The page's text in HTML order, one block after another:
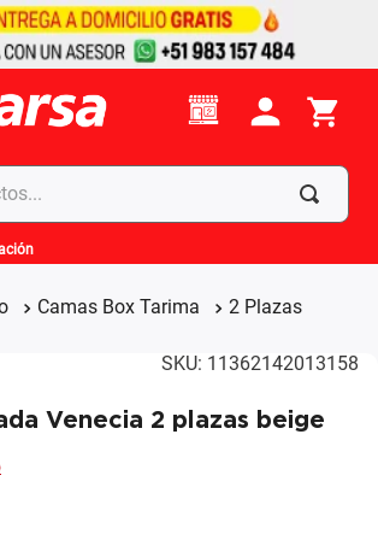
Camas Box Tarima 2 Plazas
SKU: 11362142013158
Venecia 2 plazas beige
buscados